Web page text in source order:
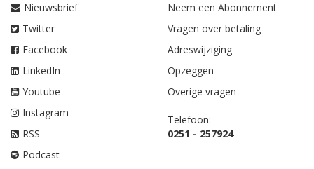
Nieuwsbrief
Twitter
Facebook
LinkedIn
Youtube
Instagram
RSS
Podcast
Neem een Abonnement
Vragen over betaling
Adreswijziging
Opzeggen
Overige vragen
Telefoon:
0251 - 257924